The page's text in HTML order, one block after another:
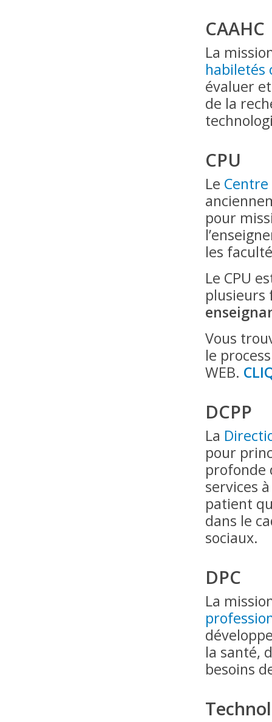
CAAHC
La
habiletés
évaluer
de la
CPU
Le
pour
les
Le CPU
plusieurs
Vous
le
WEB.
DCPP
La
pour
profonde
services
patient
dans le
sociaux.
DPC
La
la santé,
besoins